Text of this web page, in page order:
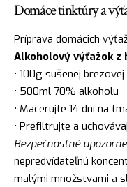
Domáce tinktúry a
Príprava domácich
Alkoholový výťažok z
• 100g sušenej
• 500ml 70% alkoholu
• Macerujte 14 dní na
• Prefiltrujte a
Bezpečnostné
nepredvídateľnú
malými množstvami a